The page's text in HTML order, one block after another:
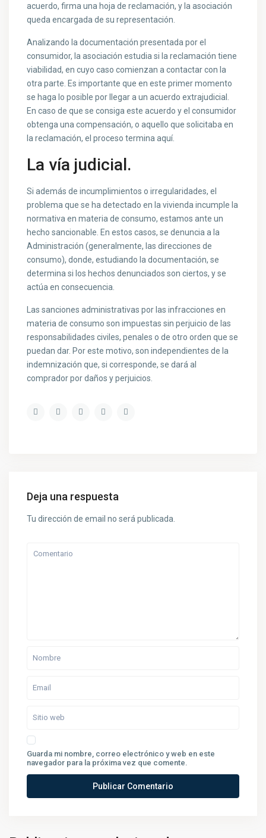
acuerdo, firma una hoja de reclamación, y la asociación
queda encargada de su representación.
Analizando la documentación presentada por el
consumidor, la asociación estudia si la reclamación tiene
viabilidad, en cuyo caso comienzan a contactar con la
otra parte. Es importante que en este primer momento
se haga lo posible por llegar a un acuerdo extrajudicial.
En caso de que se consiga este acuerdo y el consumidor
obtenga una compensación, o aquello que solicitaba en
la reclamación, el proceso termina aquí.
La vía judicial.
Si además de incumplimientos o irregularidades, el
problema que se ha detectado en la vivienda incumple la
normativa en materia de consumo, estamos ante un
hecho sancionable. En estos casos, se denuncia a la
Administración (generalmente, las direcciones de
consumo), donde, estudiando la documentación, se
determina si los hechos denunciados son ciertos, y se
actúa en consecuencia.
Las sanciones administrativas por las infracciones en
materia de consumo son impuestas sin perjuicio de las
responsabilidades civiles, penales o de otro orden que se
puedan dar. Por este motivo, son independientes de la
indemnización que, si corresponde, se dará al
comprador por daños y perjuicios.
Deja una respuesta
Tu dirección de email no será publicada.
Guarda mi nombre, correo electrónico y web en este
navegador para la próxima vez que comente.